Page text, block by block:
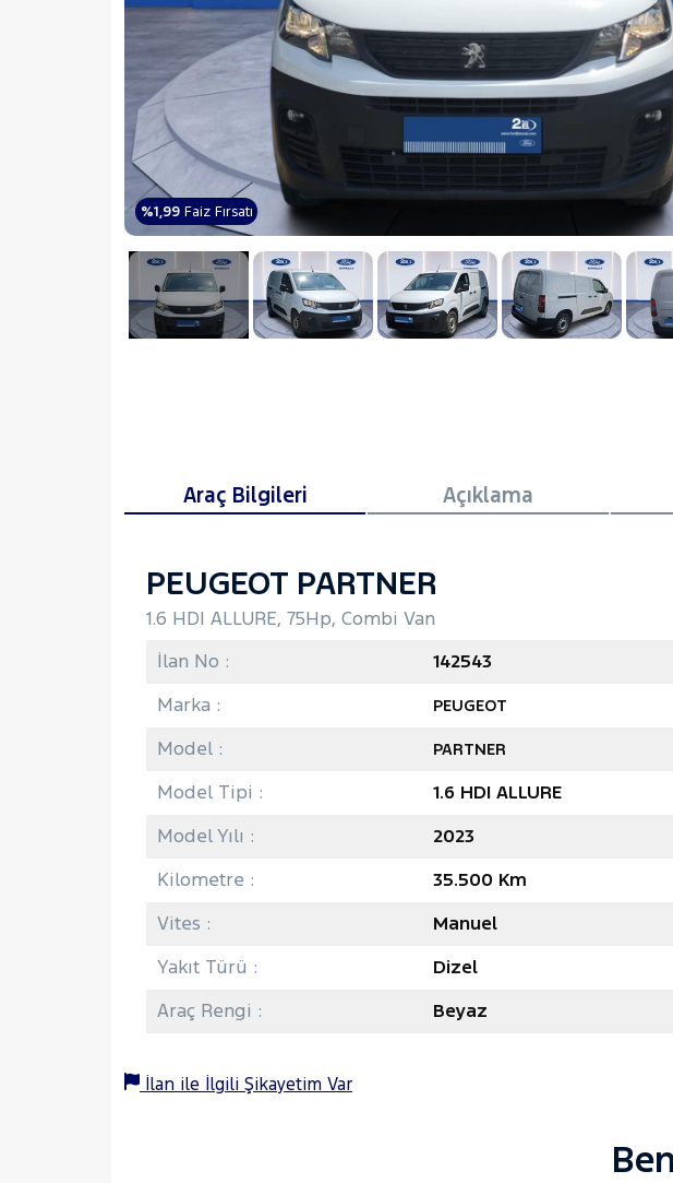
%1,99Faiz Fırsatı
Araç Bilgileri Açıklama
PEUGEOT PARTNER
1.6 HDI ALLURE, 75Hp, Combi Van
İlan No :
142543
Marka :
PEUGEOT
Model : PARTNER
Model Tipi :
1.6 HDI ALLURE
Model Yılı :
2023
Kilometre :
35.500 Km
Vites :
Manuel
Yakıt Türü :
Dizel
Araç Rengi :
Beyaz
İlan ile İlgili Şikayetim Var